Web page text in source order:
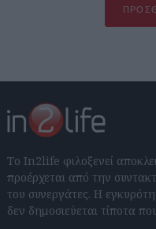
Το In2life φιλοξενεί
προέρχεται από την
του συνεργάτες. Η
δεν δημοσιεύεται τίποτα